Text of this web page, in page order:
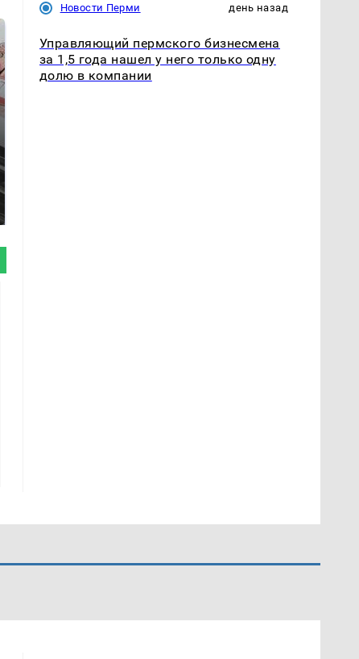
Новости Перми день назад
Управляющий пермского бизнесмена
за 1,5 года нашел у него только одну
долю в компании